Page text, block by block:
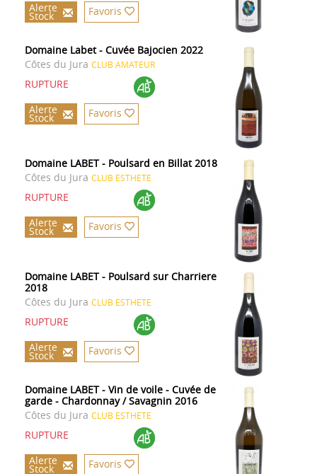
Alerte
Stock Favoris
Domaine Labet - Cuvée Bajocien 2022
Côtes du Jura CLUB AMATEUR
RUPTURE
Alerte
Stock Favoris
Domaine LABET - Poulsard en Billat 2018
Côtes du Jura CLUB ESTHETE
RUPTURE
Alerte
Stock Favoris
Domaine LABET - Poulsard sur Charriere
2018
Côtes du Jura CLUB ESTHETE
RUPTURE
Alerte
Stock Favoris
Domaine LABET - Vin de voile - Cuvée de
garde - Chardonnay / Savagnin 2016
Côtes du Jura CLUB ESTHETE
RUPTURE
Alerte
Stock Favoris